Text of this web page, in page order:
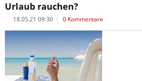
Urlaub rauchen?
18.05.21 09:30 0 Kommentare